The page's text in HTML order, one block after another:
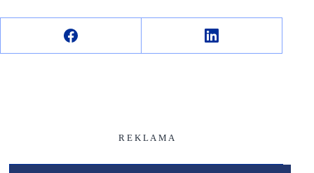
R E K L A M A